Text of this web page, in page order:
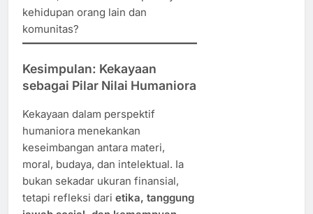
kehidupan orang lain dan
komunitas?
Kesimpulan: Kekayaan
sebagai Pilar Nilai Humaniora
Kekayaan dalam perspektif
humaniora menekankan
keseimbangan antara materi,
moral, budaya, dan intelektual. Ia
bukan sekadar ukuran finansial,
tetapi refleksi dari etika, tanggung